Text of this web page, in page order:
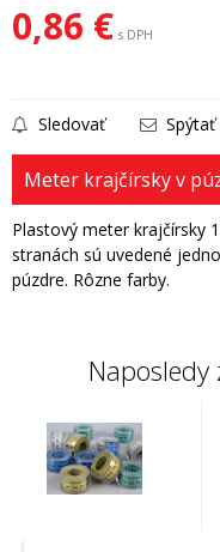
0,86 € s DPH
Sledovať
Meter krajčírsky v
Plastový meter krajčírsky
stranách sú uvedené
púzdre. Rôzne farby.